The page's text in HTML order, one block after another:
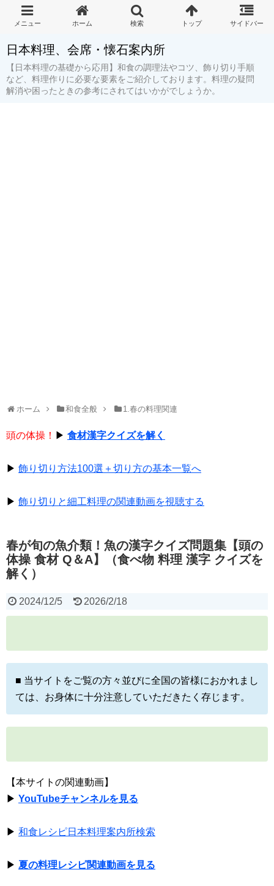
日本料理、会席・懐石案内所
【日本料理の基礎から応用】和食の調理法やコツ、飾り切り手順
など、料理作りに必要な要素をご紹介しております。料理の疑問
解消や困ったときの参考にされてはいかがでしょうか。
ホーム 和食全般 1.春の料理関連
頭の体操！ ▶ 食材漢字クイズを解く
▶ 飾り切り方法100選＋切り方の基本一覧へ
▶ 飾り切りと細工料理の関連動画を視聴する
春が旬の魚介類！魚の漢字クイズ問題集【頭の
体操 食材 Q＆A】（食べ物 料理 漢字 クイズを
解く）
2024/12/5 2026/2/18
■ 当サイトをご覧の方々並びに全国の皆様におかれまし
ては、お身体に十分注意していただきたく存じます。
【本サイトの関連動画】
▶ YouTubeチャンネルを見る
▶ 和食レシピ日本料理案内所検索
▶ 夏の料理レシピ関連動画を見る